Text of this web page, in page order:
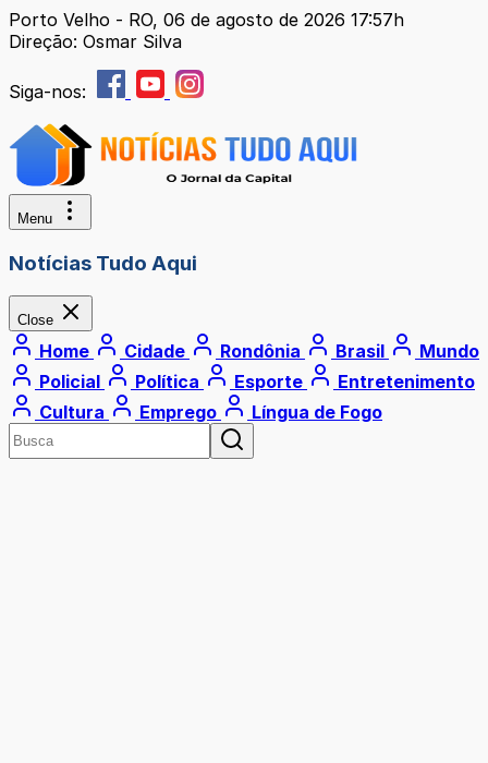
Porto Velho - RO, 06 de agosto de 2026 17:57h
Direção: Osmar Silva
Siga-nos:
Menu
Notícias Tudo Aqui
Close
Home Cidade Rondônia Brasil
Mundo
Policial
Política Esporte
Entretenimento
Cultura
Emprego Língua de Fogo